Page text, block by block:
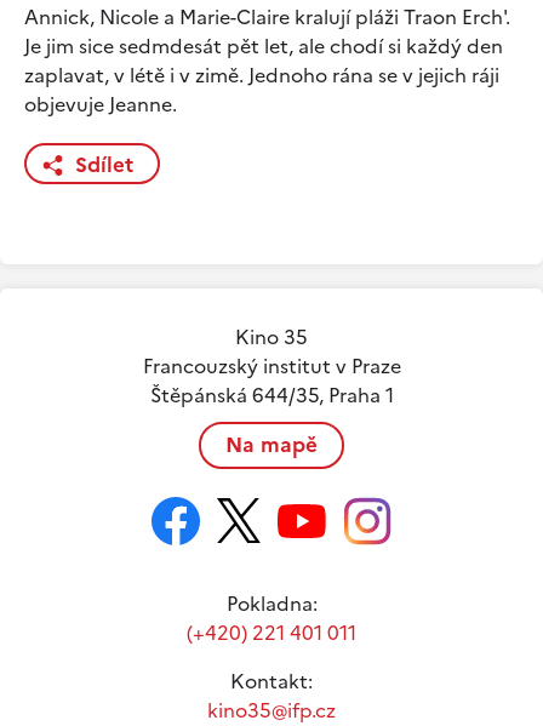
Annick, Nicole a Marie-Claire kralují pláži Traon Erch'.
Je jim sice sedmdesát pět let, ale chodí si každý den
zaplavat, v létě i v zimě. Jednoho rána se v jejich ráji
objevuje Jeanne.
Sdílet
Kino 35
Francouzský institut v Praze
Štěpánská 644/35, Praha 1
Na mapě
Pokladna:
(+420) 221 401 011
Kontakt:
kino35@ifp.cz